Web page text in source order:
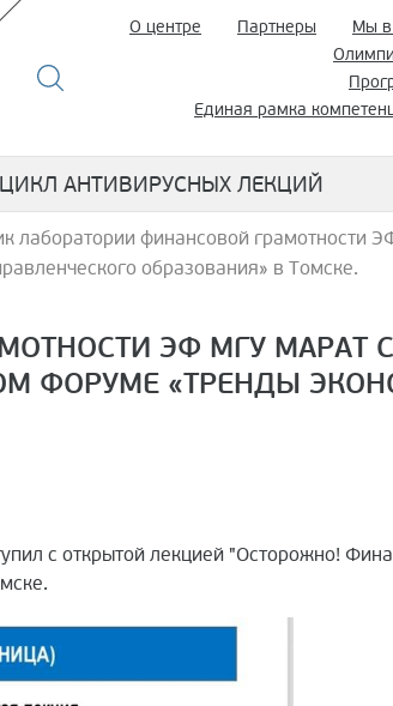
О центре Партнеры Мы
Единая рамка
ЦИКЛ АНТИВИРУСНЫХ ЛЕКЦИЙ
лаборатории финансовой грамотности
образования» в Томске.
ЭФ МГУ МАРАТ
ФОРУМЕ «ТРЕНДЫ
с открытой лекцией "Осторожно!